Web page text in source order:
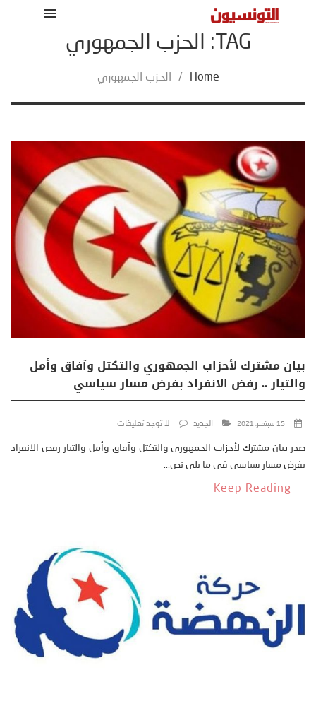
TAG: الحزب الجمهوري
Home
/ الحزب الجمهوري
بيان مشترك لأحزاب الجمهوري والتكتل وآفاق وأمل
والتيار .. رفض الانفراد بفرض مسار سياسي
15 سبتمبر، 2021 الجديد لا توجد تعليقات
صدر بيان مشترك لأحزاب الجمهوري والتكتل وآفاق وأمل والتيار رفض الانفراد
بفرض مسار سياسي في ما يلي نص...
Keep Reading